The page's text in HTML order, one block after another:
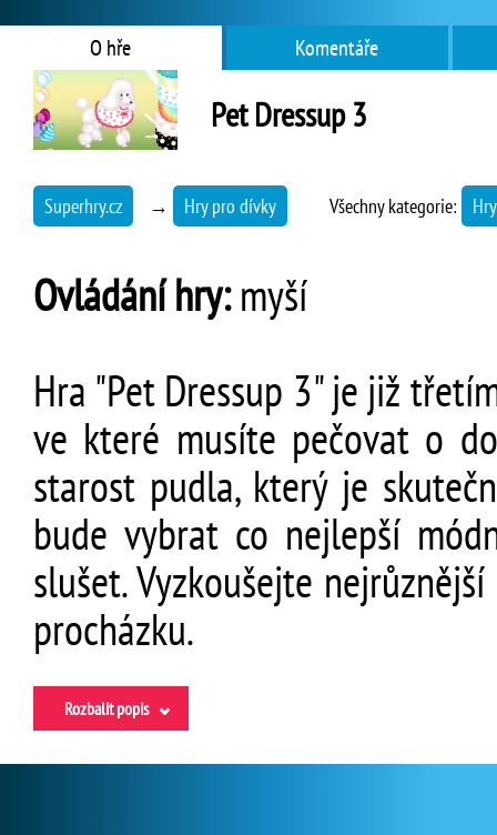
O hře Komentáře
Pet Dressup 3
Superhry.cz → Hry pro dívky Všechny kategorie:
Ovládání hry:myší
Hra "Pet Dressup 3" je již
ve které musíte pečovat o
starost pudla, který je
bude vybrat co nejlepší
slušet. Vyzkoušejte
procházku.
Rozbalit popis